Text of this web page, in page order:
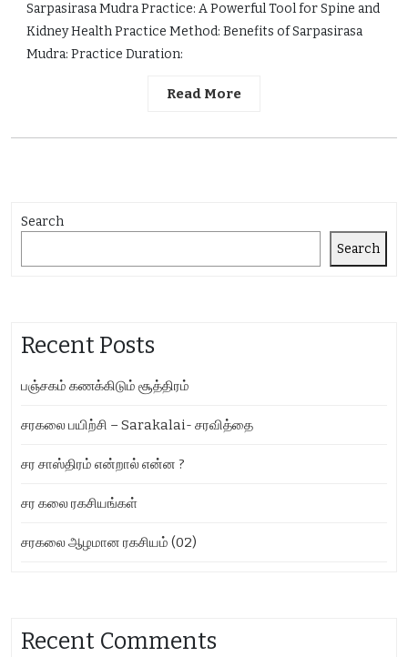
Sarpasirasa Mudra Practice: A Powerful Tool for Spine and
Kidney Health Practice Method: Benefits of Sarpasirasa
Mudra: Practice Duration:
Read More
Search
Search
Recent Posts
பஞ்சகம் கணக்கிடும் சூத்திரம்
சரகலை பயிற்சி – Sarakalai- சரவித்தை
சர சாஸ்திரம் என்றால் என்ன ?
சர கலை ரகசியங்கள்
சரகலை ஆழமான ரகசியம் (02)
Recent Comments